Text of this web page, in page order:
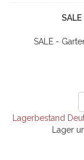
SALE -
Lagerbestand
Lager